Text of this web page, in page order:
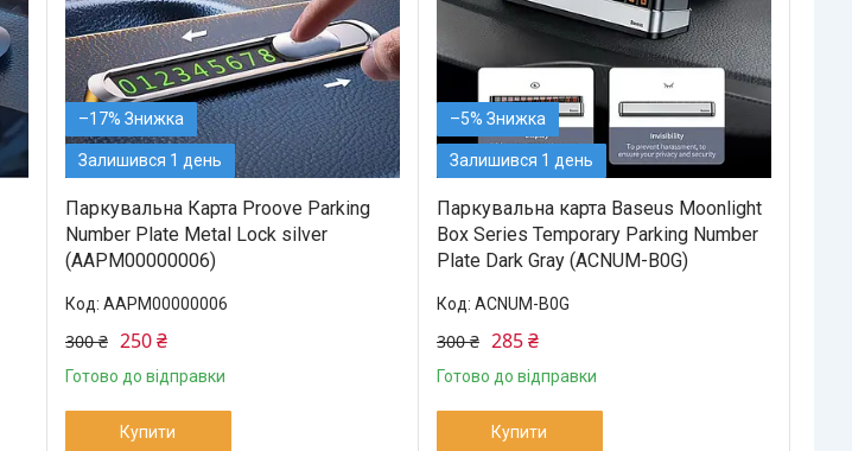
–17%
Залишився 1 день
Паркувальна Карта Proove Parking
Number Plate Metal Lock silver
(AAPM00000006)
AAPM00000006
300 ₴ 250 ₴
Готово до відправки
Купити
–5%
Залишився 1 день
Паркувальна карта Baseus Moonlight
Box Series Temporary Parking Number
Plate Dark Gray (ACNUM-B0G)
ACNUM-B0G
300 ₴ 285 ₴
Готово до відправки
Купити